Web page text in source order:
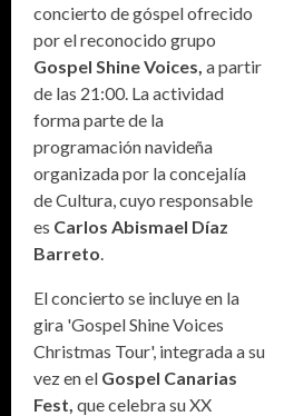
concierto de góspel ofrecido
por el reconocido grupo
Gospel Shine Voices,a partir
de las 21:00. La actividad
forma parte de la
programación navideña
organizada por la concejalía
de Cultura, cuyo responsable
es Carlos Abismael Díaz
Barreto
El concierto se incluye en la
gira 'Gospel Shine Voices
Christmas Tour', integrada a su
vez en el Gospel Canarias
Fest, que celebra su XX